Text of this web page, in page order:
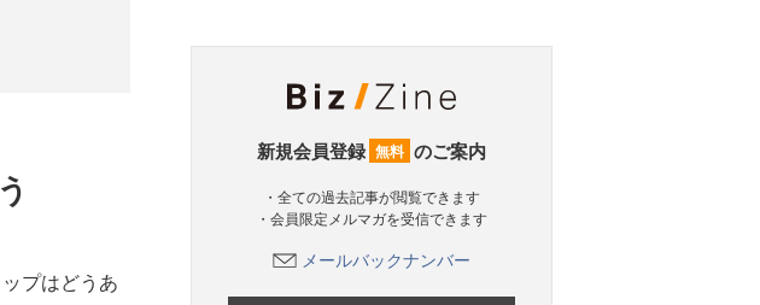
プはどうあ
新規会員登録 無料 のご案内
・全ての過去記事が閲覧できます
・会員限定メルマガを受信できます
メールバックナンバー